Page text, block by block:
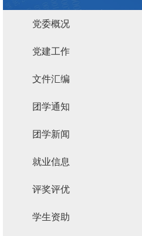
党委概况
党建工作
文件汇编
团学通知
团学新闻
就业信息
评奖评优
学生资助